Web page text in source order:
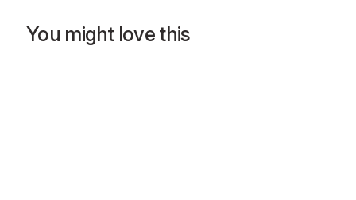
You might love this